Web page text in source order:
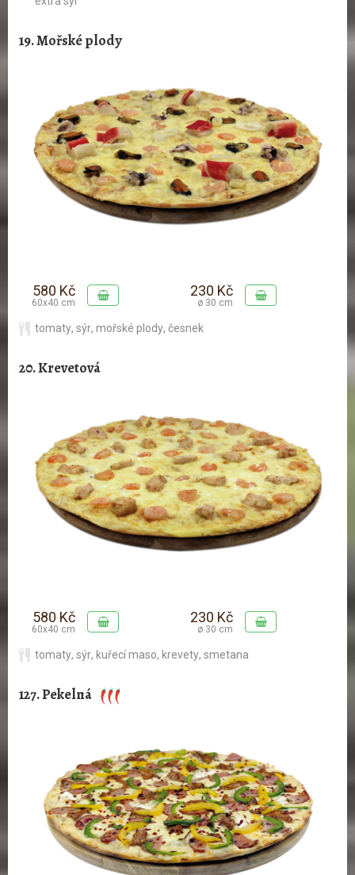
19. Mořské plody
580 Kč
60x40 cm
230 Kč
ø 30 cm
tomaty, sýr, mořské plody, česnek
20. Krevetová
580 Kč
60x40 cm
230 Kč
ø 30 cm
tomaty, sýr, kuřecí maso, krevety, smetana
127. Pekelná